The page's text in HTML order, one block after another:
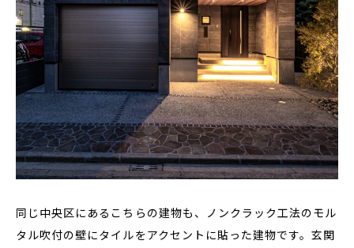
同じ中央区にあるこちらの建物も、ノンクラック工法のモル
タル吹付の壁にタイルをアクセントに貼った建物です。玄関